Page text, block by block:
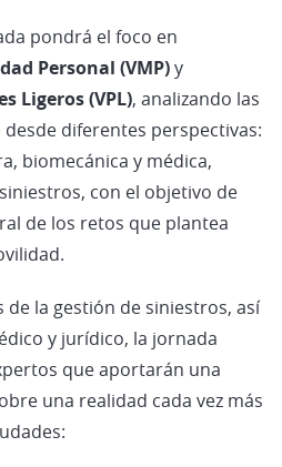
pondrá el foco en
Personal (VMP)y
Ligeros (VPL), analizando las
diferentes perspectivas:
biomecánica y médica,
con el objetivo de
de los retos que plantea
la gestión de siniestros, así
y jurídico, la jornada
que aportarán una
una realidad cada vez más